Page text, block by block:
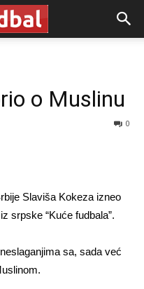
o Muslinu
0
Slaviša Kokeza izneo
srpske “Kuće fudbala”.
sa, sada već